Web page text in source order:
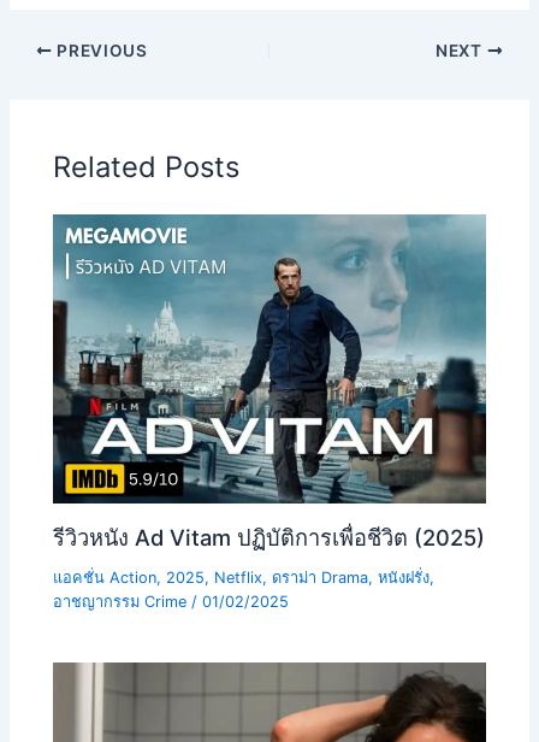
PREVIOUS NEXT
Related Posts
รีวิวหนัง Ad Vitam ปฏิบัติการเพื่อชีวิต (2025)
แอคชั่น Action, 2025, Netflix,ดราม่า Drama,หนังฝรั่ง,
อาชญากรรม Crime /01/02/2025